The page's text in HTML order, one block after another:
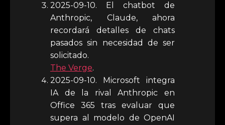
2025-09-10. El chatbot de
Anthropic, Claude, ahora
recordará detalles de chats
pasados sin necesidad de ser
solicitado.
The Verge.
2025-09-10. Microsoft integra
IA de la rival Anthropic en
Office 365 tras evaluar que
supera al modelo de OpenAI